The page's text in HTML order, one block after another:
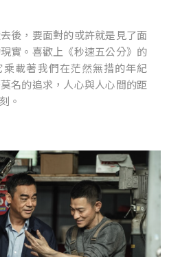
後，要面對的或許就是見了面
實。喜歡上《秒速五公分》的
乘載著我們在茫然無措的年紀
名的追求，人心與人心間的距
。